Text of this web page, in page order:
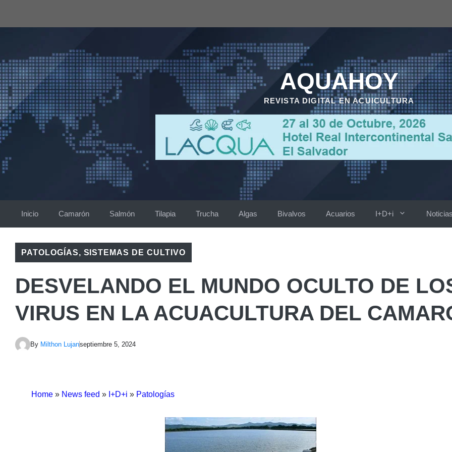
AQUAHOY
REVISTA DIGITAL EN ACUICULTURA
Inicio Camarón Salmón Tilapia Trucha Algas Bivalvos Acuarios I+D+i
PATOLOGÍAS, SISTEMAS DE CULTIVO
DESVELANDO EL MUNDO OCULTO DE
VIRUS EN LA ACUACULTURA DEL
By Milthon Lujanseptiembre 5, 2024
Home » News feed » I+D+i » Patologías